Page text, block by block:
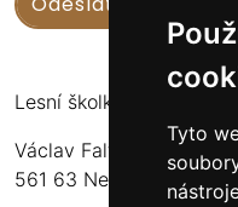
Tyto
Lesní školka Nekoř
Václav Faltus
561 63 Nekoř 251